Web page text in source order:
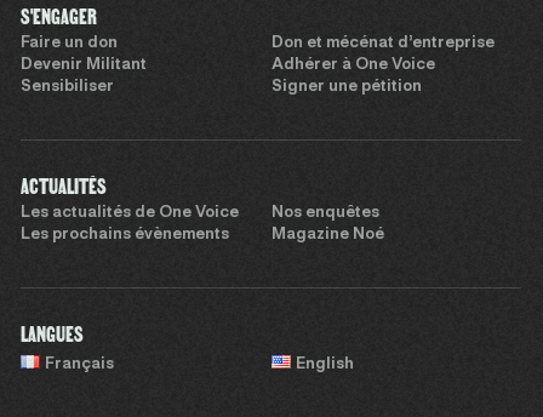
S'ENGAGER
Faire un don
Don et mécénat d’entreprise
Devenir Militant
Adhérer à One Voice
Sensibiliser
Signer une pétition
ACTUALITÉS
Les actualités de One Voice
Nos enquêtes
Les prochains évènements
Magazine Noé
LANGUES
Français English